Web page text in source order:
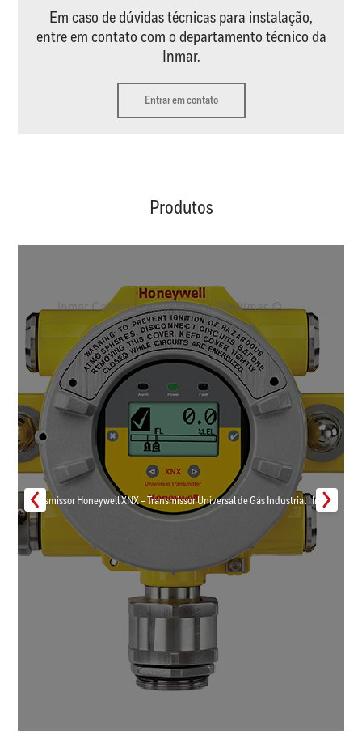
Em caso de dúvidas técnicas para instalação,
entre em contato com o departamento técnico da
Inmar.
Entrar em contato
Produtos
Transmissor Honeywell XNX – Transmissor Universal de Gás Industrial | Inmar